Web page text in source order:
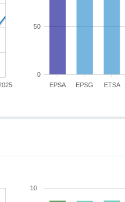
EPSA EPSG ETSA
0
50
10